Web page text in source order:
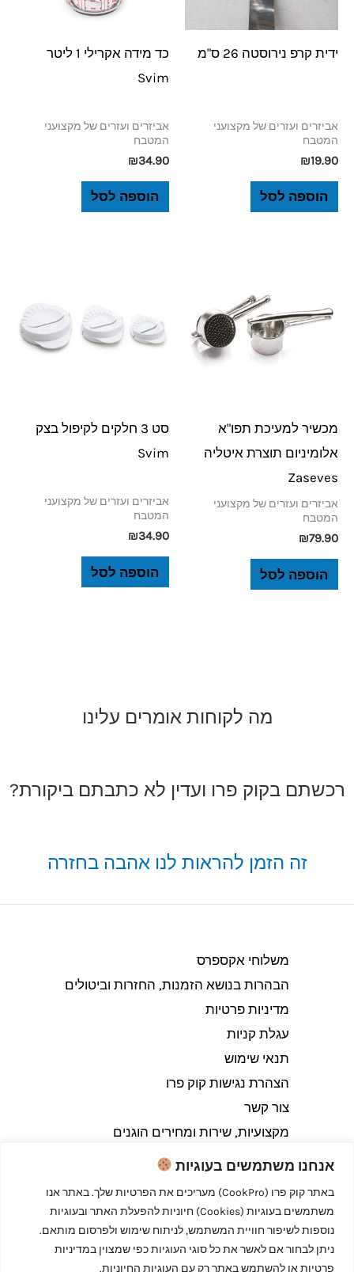
אנחנו משתמשים בעוגיות
באתר קוק פרו (CookPro) מעריכים את הפרטיות שלך. באתר אנו
משתמשים בעוגיות (Cookies) חיוניות להפעלת האתר ובעוגיות
נוספות לשיפור חוויית המשתמש, לניתוח שימוש ולפרסום מותאם.
ניתן לבחור אם לאשר את כל סוגי העוגיות כפי שמצוין במדיניות
פרטיות או להשתמש באתר רק עם העוגיות החיוניות.
ידית קרפ נירוסטה 26 ס"מ
אביזרים ועזרים של מקצועני
המטבח
₪19.90
הוספה לסל
כד מידה אקרילי 1 ליטר
Svim
אביזרים ועזרים של מקצועני
המטבח
₪34.90
הוספה לסל
מכשיר למעיכת תפו"א
אלומיניום תוצרת איטליה
Zaseves
אביזרים ועזרים של מקצועני
המטבח
₪79.90
הוספה לסל
סט 3 חלקים לקיפול בצק
Svim
אביזרים ועזרים של מקצועני
המטבח
₪34.90
הוספה לסל
מה לקוחות אומרים עלינו
רכשתם בקוק פרו ועדין לא כתבתם ביקורת?
זה הזמן להראות לנו אהבה בחזרה
משלוחי אקספרס
הבהרות בנושא הזמנות, החזרות וביטולים​
מדיניות פרטיות
עגלת קניות
תנאי שימוש
הצהרת נגישות קוק פרו
צור קשר
מקצועיות, שירות ומחירים הוגנים
Copyright © 2026 קוק פרו - לבשל כמו מקצוענים